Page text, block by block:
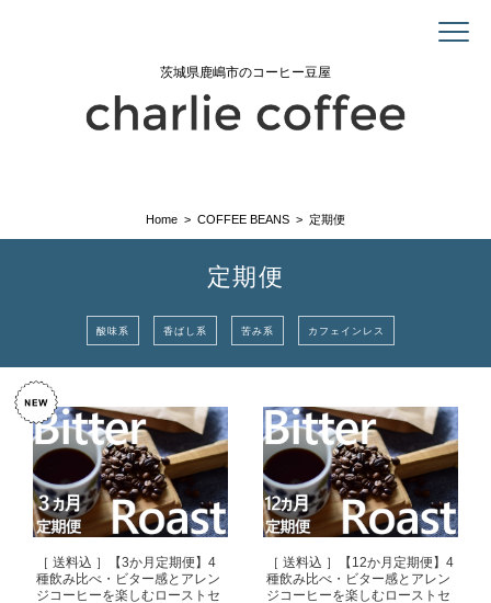
茨城県鹿嶋市のコーヒー豆屋
Home COFFEE BEANS 定期便
定期便
酸味系 香ばし系 苦み系 カフェインレス
［ 送料込 ］【3か月定期便】4
種飲み比べ・ビター感とアレン
ジコーヒーを楽しむローストセ
［ 送料込 ］【12か月定期便】4
種飲み比べ・ビター感とアレン
ジコーヒーを楽しむローストセ